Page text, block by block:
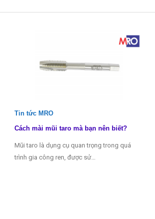
Tin tức MRO
Cách mài mũi taro mà bạn nên biết?
Mũi taro là dụng cụ quan trọng trong quá
trình gia công ren, được sử…